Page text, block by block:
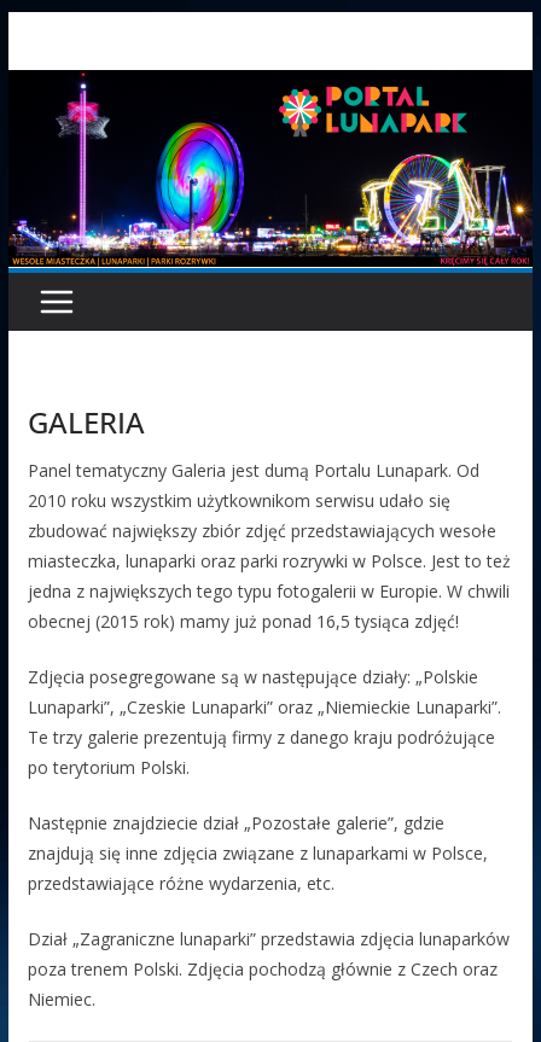
GALERIA
Panel tematyczny Galeria jest dumą Portalu Lunapark. Od
2010 roku wszystkim użytkownikom serwisu udało się
zbudować największy zbiór zdjęć przedstawiających wesołe
miasteczka, lunaparki oraz parki rozrywki w Polsce. Jest to też
jedna z największych tego typu fotogalerii w Europie. W chwili
obecnej (2015 rok) mamy już ponad 16,5 tysiąca zdjęć!
Zdjęcia posegregowane są w następujące działy: „Polskie
Lunaparki”, „Czeskie Lunaparki” oraz „Niemieckie Lunaparki”.
Te trzy galerie prezentują firmy z danego kraju podróżujące
po terytorium Polski.
Następnie znajdziecie dział „Pozostałe galerie”, gdzie
znajdują się inne zdjęcia związane z lunaparkami w Polsce,
przedstawiające różne wydarzenia, etc.
Dział „Zagraniczne lunaparki” przedstawia zdjęcia lunaparków
poza trenem Polski. Zdjęcia pochodzą głównie z Czech oraz
Niemiec.